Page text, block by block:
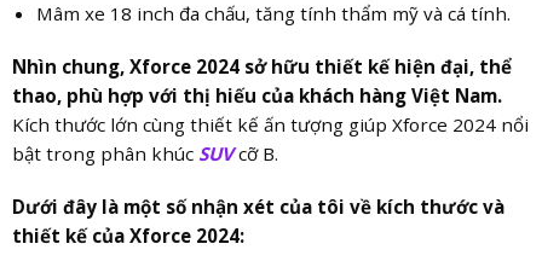
Mâm xe 18 inch đa chấu, tăng tính thẩm mỹ và cá tính.
Nhìn chung, Xforce 2024 sở hữu thiết kế hiện đại, thể
thao, phù hợp với thị hiếu của khách hàng Việt Nam.
Kích thước lớn cùng thiết kế ấn tượng giúp Xforce 2024 nổi
bật trong phân khúc SUVcỡ B.
Dưới đây là một số nhận xét của tôi về kích thước và
thiết kế của Xforce 2024: